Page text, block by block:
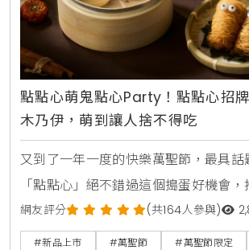
點點心萌鬼點心Party！點點心招
木乃伊，萌到讓人捨不得吃
又到了一年一度的快樂萬聖節，最具話
「點點心」絕不錯過這個搗蛋好機會，
Party」派對系列，將招牌豬仔變身「黑
包」、驚恐萬分的「驚絲龍鬚蝦」以及
網友評分 (共164人參與)
#新品上市 #萬聖節 #萬聖節限定